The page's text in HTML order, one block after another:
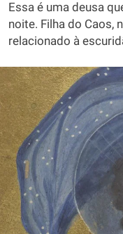
Essa é uma deusa
noite. Filha do Caos,
relacionado à